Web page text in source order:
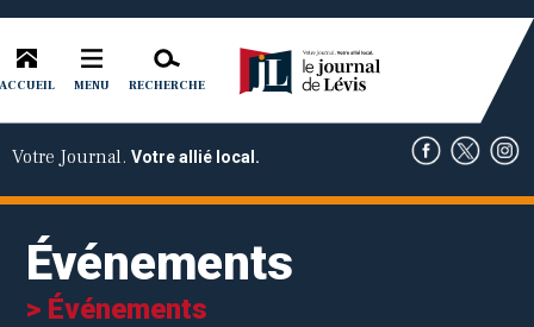
ACCUEIL MENU RECHERCHE
Votre Journal. Votre allié local.
Événements
> Événements